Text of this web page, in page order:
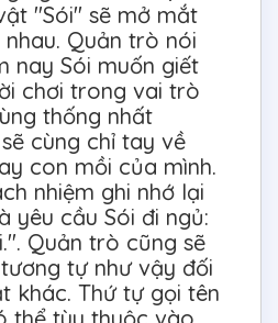
"Sói" sẽ mở mắt
Quản trò nói
nay Sói muốn giết
chơi trong vai trò
thống nhất
cùng chỉ tay về
con mồi của mình.
nhiệm ghi nhớ lại
yêu cầu Sói đi ngủ:
Quản trò cũng sẽ
tự như vậy đối
khác. Thứ tự gọi tên